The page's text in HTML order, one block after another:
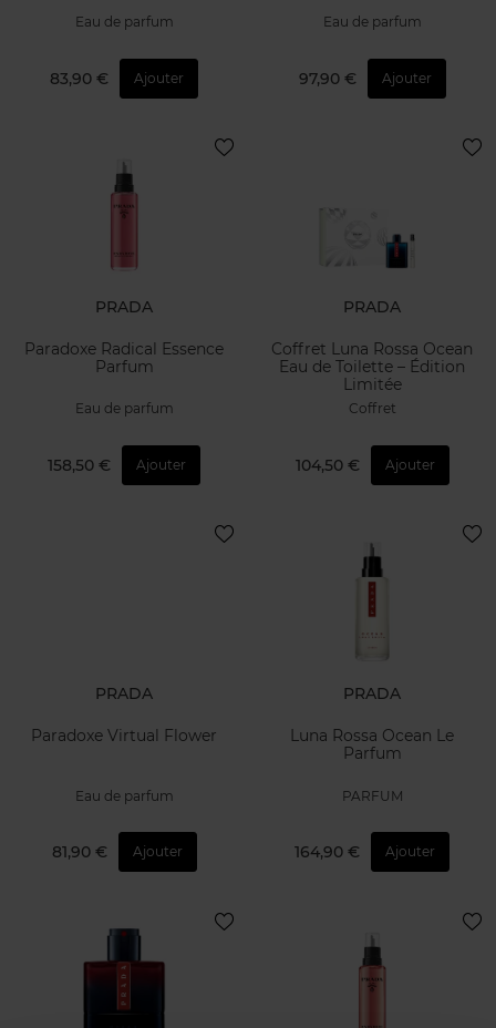
Eau de parfum
83,90 € Ajouter
Eau de parfum
97,90 € Ajouter
PRADA
Paradoxe Radical Essence
Parfum
Eau de parfum
158,50 € Ajouter
PRADA
Coffret Luna Rossa Ocean
Eau de Toilette – Édition
Limitée
Coffret
104,50 € Ajouter
PRADA
Paradoxe Virtual Flower
Eau de parfum
81,90 € Ajouter
PRADA
Luna Rossa Ocean Le
Parfum
PARFUM
164,90 € Ajouter